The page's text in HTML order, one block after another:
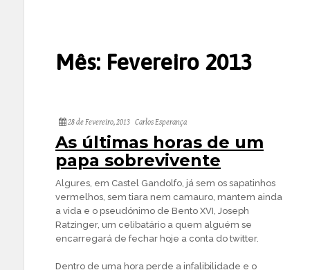
Mês: Fevereiro 2013
28 de Fevereiro, 2013 Carlos Esperança
As últimas horas de um
papa sobrevivente
Algures, em Castel Gandolfo, já sem os sapatinhos
vermelhos, sem tiara nem camauro, mantem ainda
a vida e o pseudónimo de Bento XVI, Joseph
Ratzinger, um celibatário a quem alguém se
encarregará de fechar hoje a conta do twitter.
Dentro de uma hora perde a infalibilidade e o